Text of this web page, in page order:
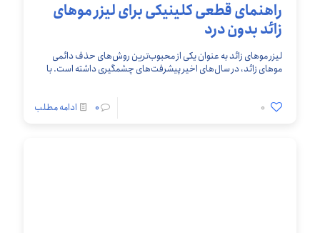
راهنمای قطعی کلینیکی برای لیزر موهای
زائد بدون درد
لیزر موهای زائد به عنوان یکی از محبوب‌ترین روش‌های حذف دائمی
موهای زائد، در سال‌های اخیر پیشرفت‌های چشمگیری داشته است. با
0
0 ادامه مطلب